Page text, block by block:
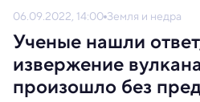
06.09.2022, 14:00 Земля и недра
Ученые нашли
извержение
произошло без